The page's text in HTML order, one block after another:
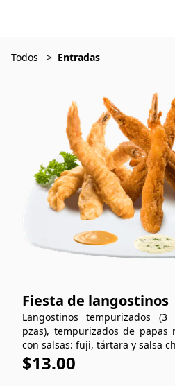
Todos Entradas
Fiesta de langostinos
Langostinos tempurizados (3
pzas), tempurizados de papas
con salsas: fuji, tártara y salsa
$13.00